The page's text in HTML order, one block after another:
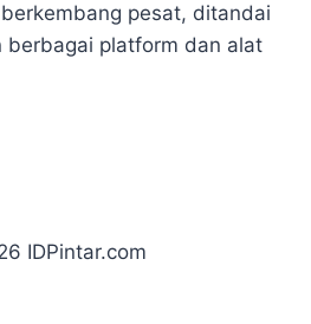
pesat, ditandai
berbagai platform dan alat
IDPintar.com